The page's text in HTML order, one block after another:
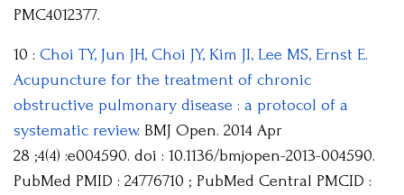
PMC4012377.
10 : Choi TY, Jun JH, Choi JY, Kim JI, Lee MS, Ernst E.
Acupuncture for the treatment of chronic
obstructive pulmonary disease : a protocol of a
systematic review. BMJ Open. 2014 Apr
28 ;4(4) :e004590. doi : 10.1136/bmjopen-2013-004590.
PubMed PMID : 24776710 ; PubMed Central PMCID :